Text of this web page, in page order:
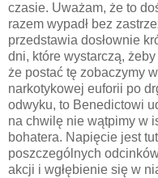
czasie. Uważam, że to
razem wypadł bez
przedstawia dosłownie
dni, które wystarczą,
że postać tę zobaczymy
narkotykowej euforii po
odwyku, to Benedictowi
na chwilę nie wątpimy w
bohatera. Napięcie jest
poszczególnych
akcji i wgłębienie się w